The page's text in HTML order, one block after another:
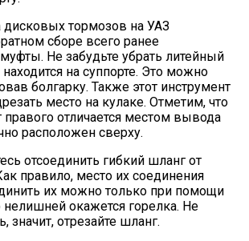
дисковых тормозов на УАЗ
сборе всего ранее
Не забудьте убрать литейный
на суппорте. Это можно
болгарку. Также этот инструмент
место на кулаке. Отметим, что
правого отличается местом вывода
расположен сверху.
отсоединить гибкий шланг от
правило, место их соединения
их можно только при помощи
нелишней окажется горелка. Не
значит, отрезайте шланг.